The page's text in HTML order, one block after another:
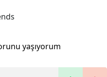
yaşıyorum